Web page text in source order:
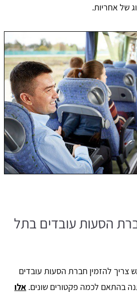
של אחריות.
הסעות עובדים בתל
להזמין חברת הסעות עובדים
בהתאם לכמה פקטורים שונים. אלו